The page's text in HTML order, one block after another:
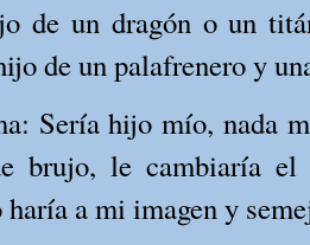
de un dragón o un
de un palafrenero y
Sería hijo mío, nada
brujo, le cambiaría
a mi imagen y